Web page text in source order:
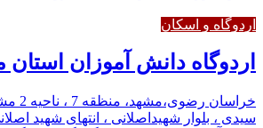
اردوگاه و اسکان
اردوگاه دانش آموزان استان
سیدی ، بلوار شهیداصلانی ، انتهای شهید اصلانی